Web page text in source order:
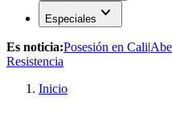
Especiales expand_more
Es noticia:Posesión en Cali|
Resistencia
Inicio